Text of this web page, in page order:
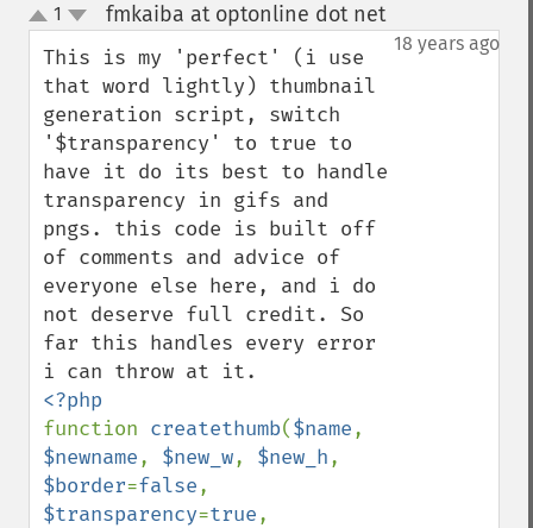
up
down
1 fmkaiba at optonline dot net¶
18 years ago
This is my 'perfect' (i use
that word lightly) thumbnail
generation script, switch
'$transparency' to true to
have it do its best to handle
transparency in gifs and
pngs. this code is built off
of comments and advice of
everyone else here, and i do
not deserve full credit. So
far this handles every error
function createthumb($name
$newname, $new_w, $new_h
$border=false
$transparency=true